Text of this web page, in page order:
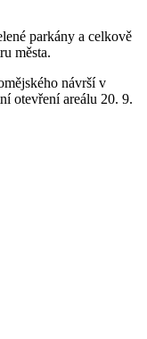
parkány a celkově
města.
návrší v
otevření areálu 20. 9.